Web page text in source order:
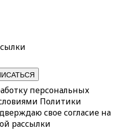
персональных
Политики
свое согласие на
рассылки